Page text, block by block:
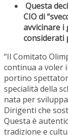
Questa
CIO di
avvicinare i
considerati
“Il Comitato
continua a voler
portino
specialità della
nata per
Dirigenti che
Questa è
tradizione e